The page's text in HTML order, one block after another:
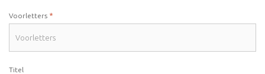
Voorletters *
Titel